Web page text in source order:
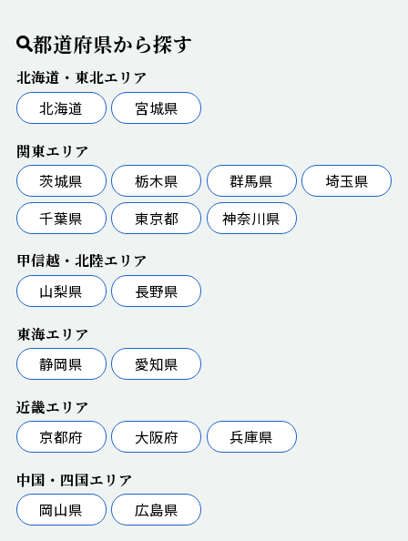
都道府県から探す
北海道・東北エリア
北海道
宮城県
関東エリア
茨城県
栃木県 群馬県
埼玉県
千葉県
東京都 神奈川県
甲信越・北陸エリア
山梨県
長野県
東海エリア
静岡県
愛知県
近畿エリア
京都府
大阪府 兵庫県
中国・四国エリア
岡山県
広島県